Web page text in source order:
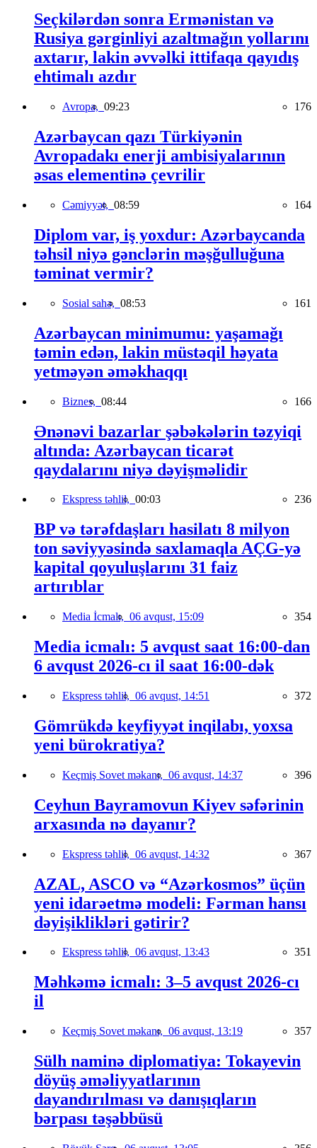
Seçkilərdən sonra Ermənistan və
Rusiya gərginliyi azaltmağın yollarını
axtarır, lakin əvvəlki ittifaqa qayıdış
ehtimalı azdır
Avropa, 09:23 176
Azərbaycan qazı Türkiyənin
Avropadakı enerji ambisiyalarının
əsas elementinə çevrilir
Cəmiyyət, 08:59 164
Diplom var, iş yoxdur: Azərbaycanda
təhsil niyə gənclərin məşğulluğuna
təminat vermir?
Sosial sahə, 08:53 161
Azərbaycan minimumu: yaşamağı
təmin edən, lakin müstəqil həyata
yetməyən əməkhaqqı
Biznes, 08:44 166
Ənənəvi bazarlar şəbəkələrin təzyiqi
altında: Azərbaycan ticarət
qaydalarını niyə dəyişməlidir
Ekspress təhlil, 00:03 236
BP və tərəfdaşları hasilatı 8 milyon
ton səviyyəsində saxlamaqla AÇG-yə
kapital qoyuluşlarını 31 faiz
artırıblar
Media İcmalı, 06 avqust, 15:09 354
Media icmalı: 5 avqust saat 16:00-dan
6 avqust 2026-cı il saat 16:00-dək
Ekspress təhlil, 06 avqust, 14:51 372
Gömrükdə keyfiyyət inqilabı, yoxsa
yeni bürokratiya?
Keçmiş Sovet məkanı, 06 avqust, 14:37 396
Ceyhun Bayramovun Kiyev səfərinin
arxasında nə dayanır?
Ekspress təhlil, 06 avqust, 14:32 367
AZAL, ASCO və “Azərkosmos” üçün
yeni idarəetmə modeli: Fərman hansı
dəyişiklikləri gətirir?
Ekspress təhlil, 06 avqust, 13:43 351
Məhkəmə icmalı: 3–5 avqust 2026-cı
il
Keçmiş Sovet məkanı, 06 avqust, 13:19 357
Sülh naminə diplomatiya: Tokayevin
döyüş əməliyyatlarının
dayandırılması və danışıqların
bərpası təşəbbüsü